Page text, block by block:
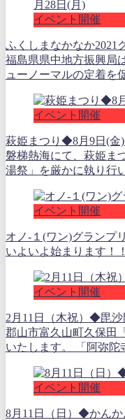
イベント開催
ふくしまなかなか2021
福島県県中地方振興局
ューノーマルの定着を
イベント開催
萩姫まつり◆8月9日(金
磐梯熱海にて、萩姫ま
湯祭」を厳かに執り行
イベント開催
オノ-１(ワン)グラン
いよいよ始まります
イベント開催
2月11日（木祝）◆毘沙
郡山市富久山町久保田
いたします。 「阿弥
イベント開催
8月11日（日）◆かん